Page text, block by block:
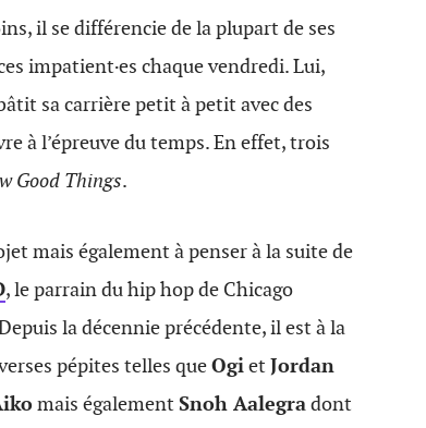
il se différencie de la plupart de ses
impatient·es chaque vendredi. Lui,
sa carrière petit à petit avec des
à l’épreuve du temps.En effet, trois
Good Things.
mais également à penser à la suite de
, le parrain du hip hop de Chicago
la décennie précédente, il est à la
pépites telles queOgiet Jordan
mais également Snoh Aalegradont